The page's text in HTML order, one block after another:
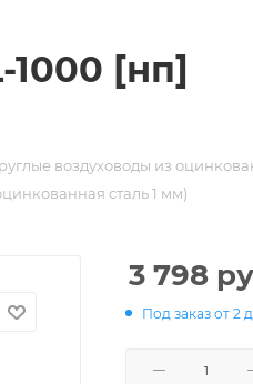
[нп]
воздуховоды из
сталь 1 мм)
3 798
Под заказ от 2